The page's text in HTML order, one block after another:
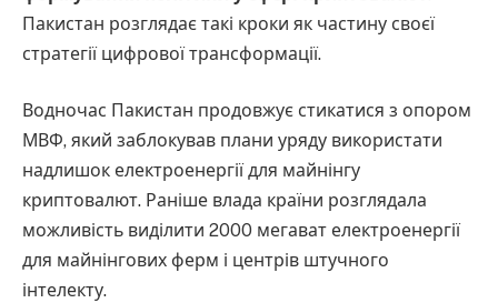
Пакистан розглядає такі кроки як частину своєї
стратегії цифрової трансформації.
Водночас Пакистан продовжує стикатися з опором
МВФ, який заблокував плани уряду використати
надлишок електроенергії для майнінгу
криптовалют. Раніше влада країни розглядала
можливість виділити 2000 мегават електроенергії
для майнінгових ферм і центрів штучного
інтелекту.